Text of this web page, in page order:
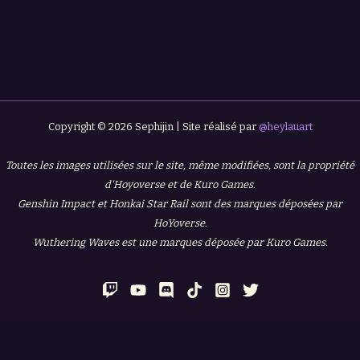
Copyright © 2026 Sephijin | Site réalisé par @heylauart
Toutes les images utilisées sur le site, même modifiées, sont la propriété
d'Hoyoverse et de Kuro Games.
Genshin Impact et Honkai Star Rail sont des marques déposées par
HoYoverse.
Wuthering Waves est une marques déposée par Kuro Games.